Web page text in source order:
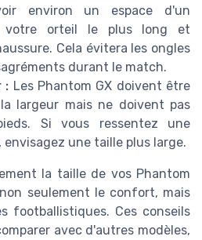
environ un espace d'un
votre orteil le plus long et
Cela évitera les ongles
durant le match.
: Les Phantom GX doivent être
largeur mais ne doivent pas
Si vous ressentez une
envisagez une taille plus large.
la taille de vos Phantom
seulement le confort, mais
footballistiques. Ces conseils
avec d'autres modèles,